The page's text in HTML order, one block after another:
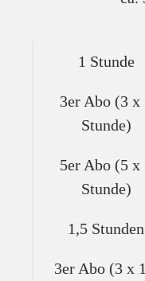
1 Stunde
3er Abo (3 x
Stunde)
5er Abo (5 x
Stunde)
1,5 Stunden
3er Abo (3 x